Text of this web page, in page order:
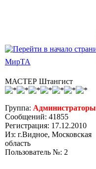
МирТА
МАСТЕР Штангист
Группа: Администраторы
Сообщений: 41855
Регистрация: 17.12.2010
Из: г.Видное, Московская
область
Пользователь №: 2